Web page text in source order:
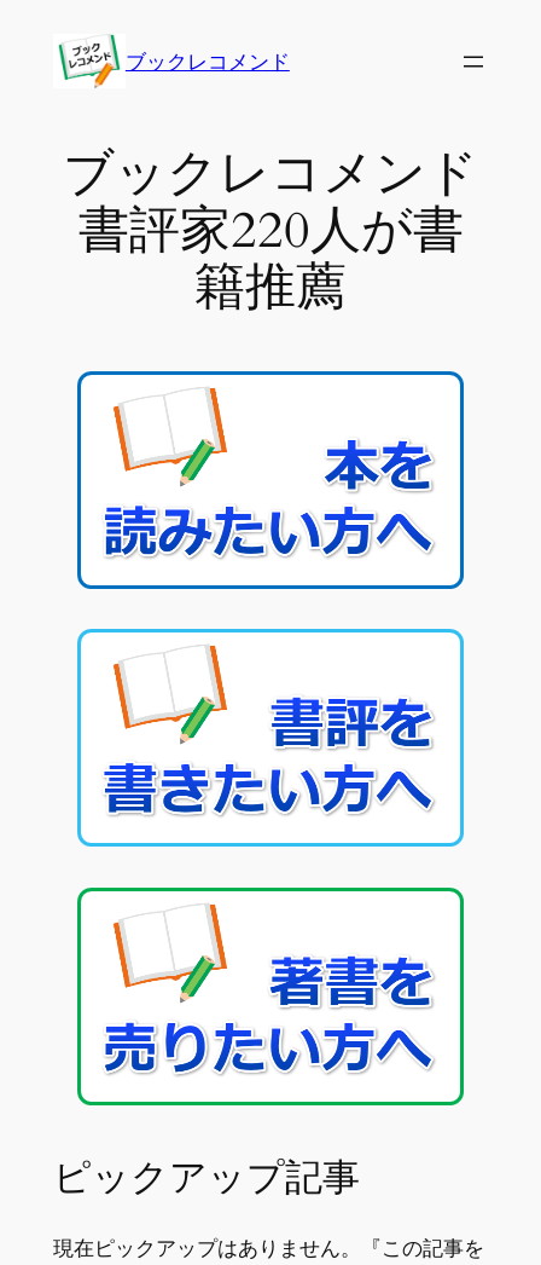
ブックレコメンド
ブックレコメンド
書評家220人が書
籍推薦
ピックアップ記事
現在ピックアップはありません。『この記事を